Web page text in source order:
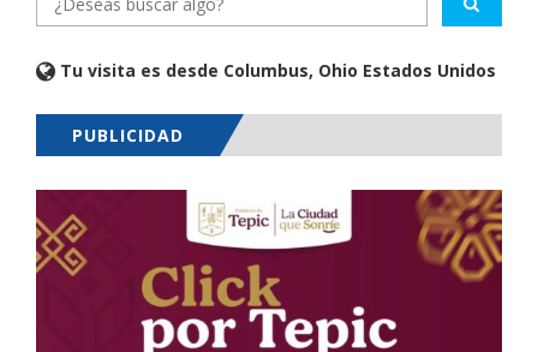
Tu visita es desde Columbus, Ohio Estados Unidos
PUBLICIDAD